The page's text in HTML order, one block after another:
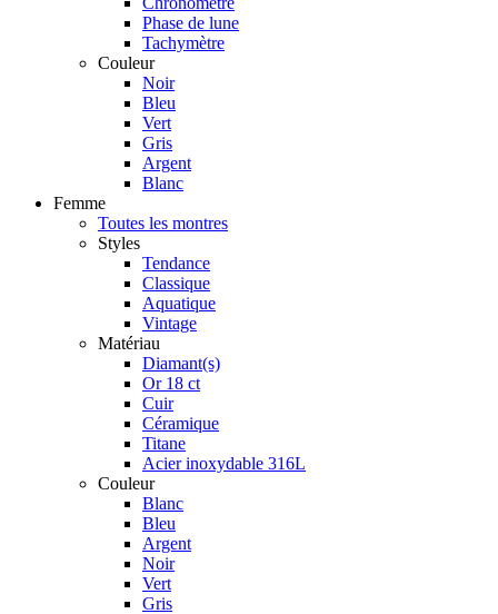
Phase de lune
Tachymètre
Couleur
Noir
Bleu
Vert
Gris
Argent
Blanc
Femme
Toutes les montres
Styles
Tendance
Classique
Aquatique
Vintage
Matériau
Diamant(s)
Or 18 ct
Cuir
Céramique
Titane
Acier inoxydable 316L
Couleur
Blanc
Bleu
Argent
Noir
Vert
Gris